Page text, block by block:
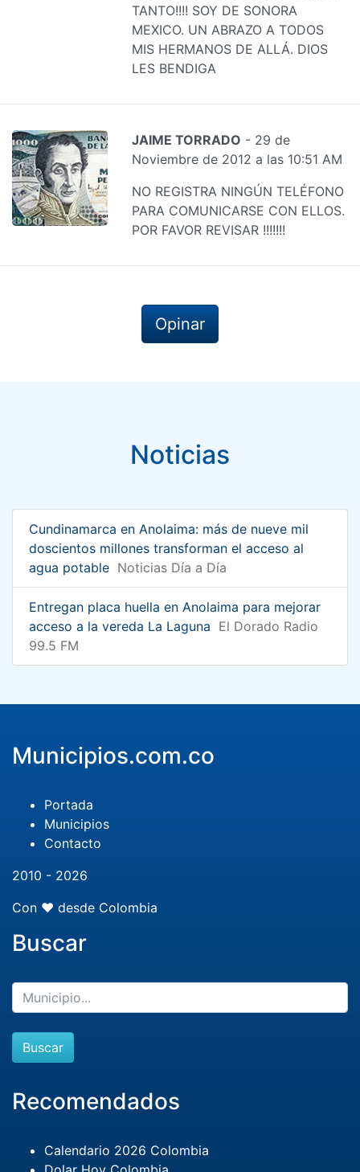
TANTO!!!! SOY DE SONORA
MEXICO. UN ABRAZO A TODOS
MIS HERMANOS DE ALLÁ. DIOS
LES BENDIGA
JAIME TORRADO - 29 de
Noviembre de 2012 a las 10:51 AM
NO REGISTRA NINGÚN TELÉFONO
PARA COMUNICARSE CON ELLOS.
POR FAVOR REVISAR !!!!!!!
Opinar
Noticias
Cundinamarca en Anolaima: más de nueve mil
doscientos millones transforman el acceso al
agua potable Noticias Día a Día
Entregan placa huella en Anolaima para mejorar
acceso a la vereda La Laguna El Dorado Radio
99.5 FM
Municipios.com.co
Portada
Municipios
Contacto
2010 - 2026
Con ❤️ desde Colombia
Buscar
Buscar
Recomendados
Calendario 2026 Colombia